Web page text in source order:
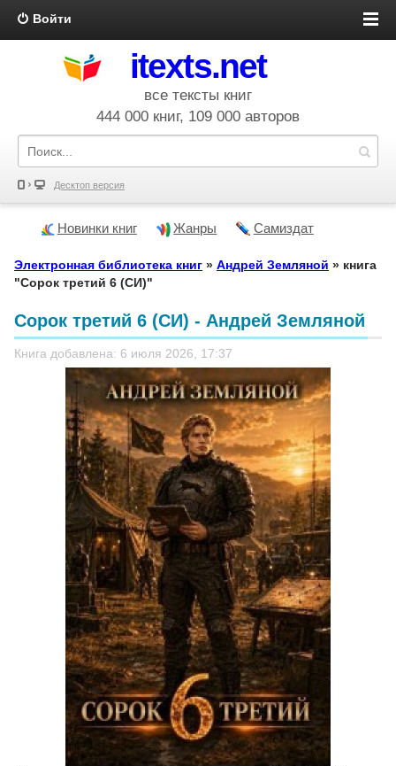
Войти
itexts.net
все тексты книг
444 000 книг, 109 000 авторов
Десктоп версия
Новинки книг Жанры Самиздат
Электронная библиотека книг » Андрей Земляной » книга
"Сорок третий 6 (СИ)"
Сорок третий 6 (СИ) - Андрей Земляной
Книга добавлена: 6 июля 2026, 17:37